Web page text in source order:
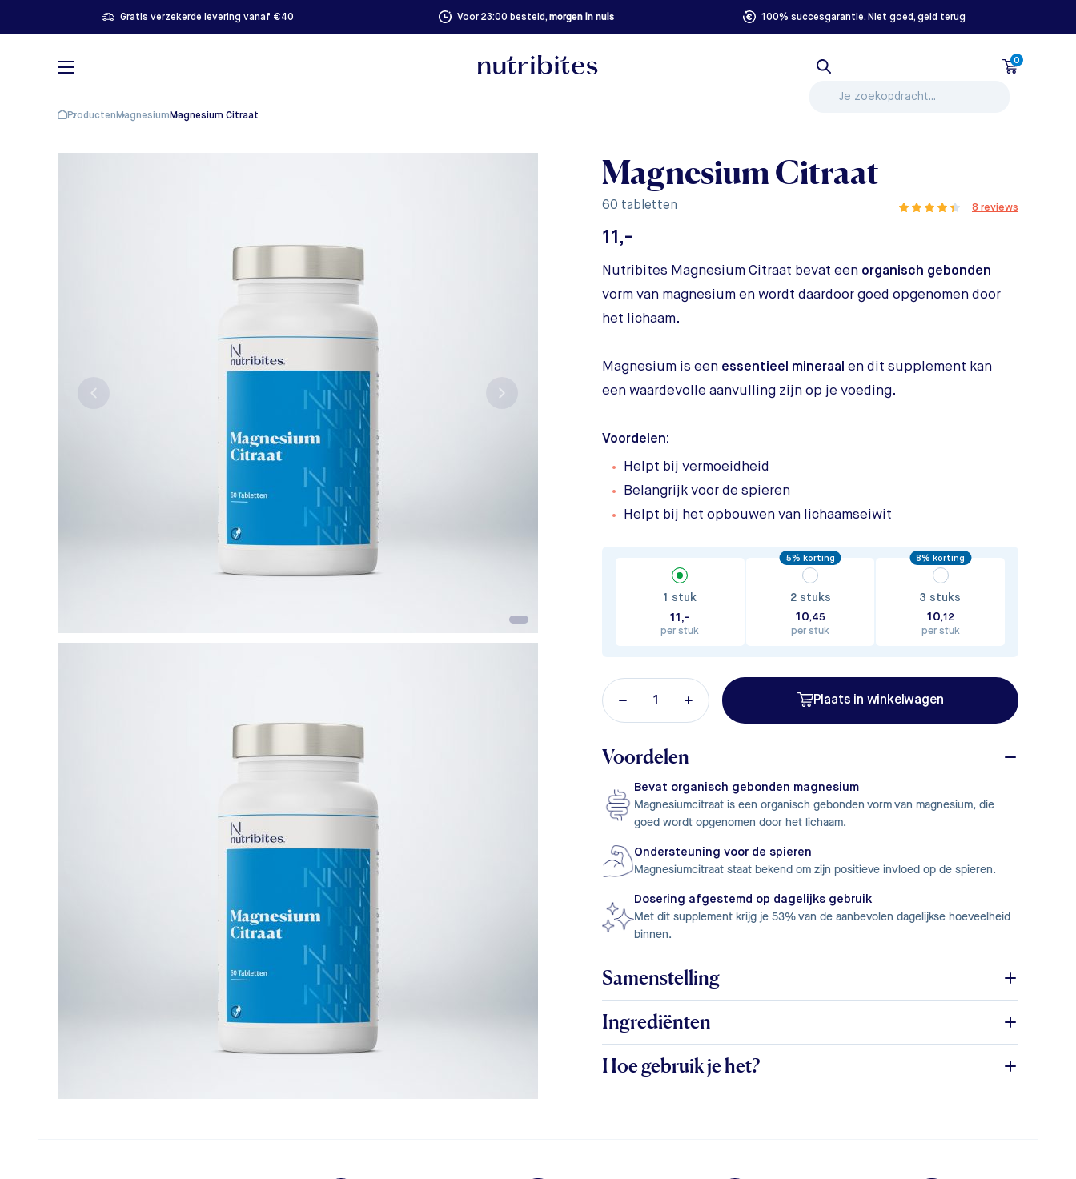
Gratis verzekerde levering vanaf €40 Voor 23:00 besteld, morgen in huis 100% succesgarantie. Niet goed, geld terug
0
ProductenMagnesiumMagnesium Citraat
Magnesium Citraat
60 tabletten 8 reviews
11,-
Nutribites Magnesium Citraat bevat een organisch gebonden
vorm van magnesium en wordt daardoor goed opgenomen door
het lichaam.
Magnesium is een essentieel mineraal en dit supplement kan
een waardevolle aanvulling zijn op je voeding.
Voordelen:
Helpt bij vermoeidheid
Belangrijk voor de spieren
Helpt bij het opbouwen van lichaamseiwit
1 stuk
11,-
per stuk
5% korting
2 stuks
10,45
per stuk
8% korting
3 stuks
10,12
per stuk
Plaats in winkelwagen
Voordelen
Bevat organisch gebonden magnesium
Magnesiumcitraat is een organisch gebonden vorm van magnesium, die
goed wordt opgenomen door het lichaam.
Ondersteuning voor de spieren
Magnesiumcitraat staat bekend om zijn positieve invloed op de spieren.
Dosering afgestemd op dagelijks gebruik
Met dit supplement krijg je 53% van de aanbevolen dagelijkse hoeveelheid
binnen.
Samenstelling
Ingrediënten
Hoe gebruik je het?